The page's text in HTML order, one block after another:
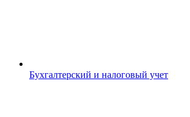
Бухгалтерский и налоговый учет